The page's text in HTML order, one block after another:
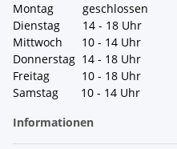
Montag geschlossen
Dienstag 14 - 18 Uhr
Mittwoch 10 - 14 Uhr
Donnerstag 14 - 18 Uhr
Freitag 10 - 18 Uhr
Samstag 10 - 14 Uhr
Informationen